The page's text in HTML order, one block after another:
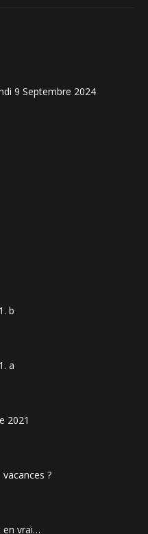
9 Septembre 2024
b
a
2021
?
en vrai…